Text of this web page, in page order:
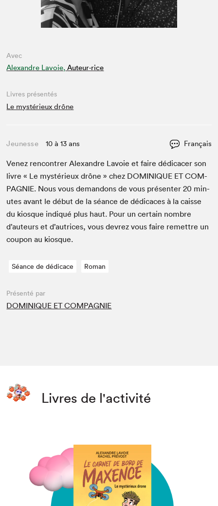
Avec
Alexandre Lavoie, Auteur·rice
Livres présentés
Le mystérieux drône
Jeunesse 10 à 13 ans Français
Venez ren­con­tr­er Alexan­dre Lavoie et faire dédi­cac­er son
livre « Le mys­térieux drône » chez DOMINIQUE ET COM­
PAG­NIE. Nous vous deman­dons de vous présen­ter20 min­
utes avant le début de la séance de dédi­caces à la caisse
du kiosque indiqué plus haut. Pour un cer­tain nom­bre
d’auteurs et d’autrices, vous devrez vous faire remet­tre un
coupon au kiosque.
Séance de dédicace Roman
Présenté par
DOMINIQUE ET COMPAGNIE
Livres de l'activité